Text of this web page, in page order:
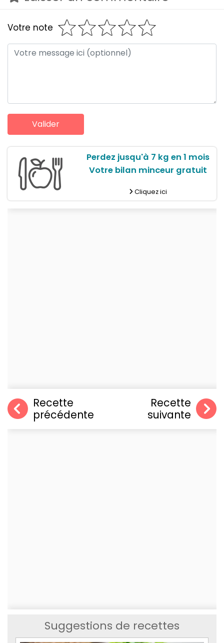
Votre note
Perdez jusqu'à 7 kg en 1 mois
Votre bilan minceur gratuit
Cliquez ici
Recette
précédente
Recette
suivante
Suggestions de recettes